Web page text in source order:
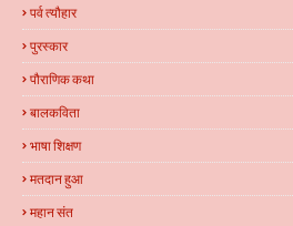
पर्व त्यौहार
पुरस्कार
पौराणिक कथा
बालकविता
भाषा शिक्षण
मतदान हुआ
महान संत